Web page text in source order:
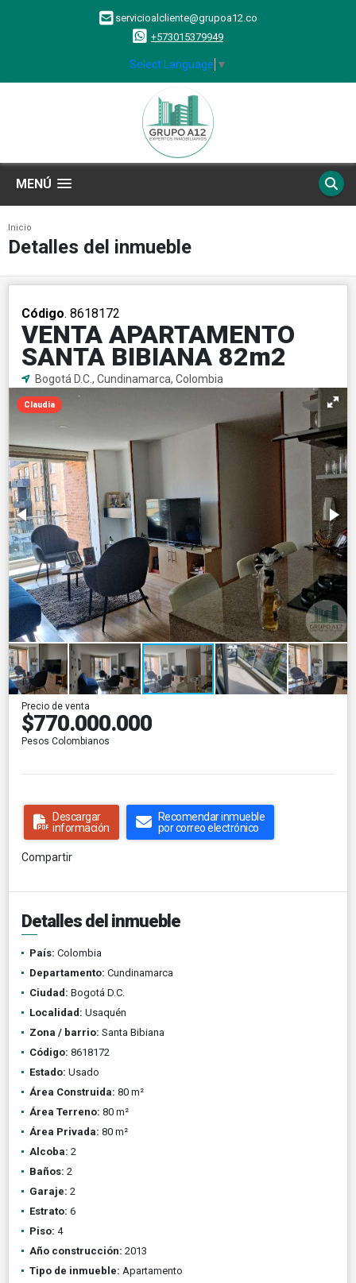
servicioalcliente@grupoa12.co
+573015379949
Select Language ▼
MENÚ
Inicio
Detalles del inmueble
Código. 8618172
VENTA APARTAMENTO
SANTA BIBIANA 82m2
Bogotá D.C., Cundinamarca, Colombia
Claudia
Precio de venta
$770.000.000
Pesos Colombianos
Descargar
información
Recomendar inmueble
por correo electrónico
Compartir
Detalles del inmueble
País: Colombia
Departamento: Cundinamarca
Ciudad: Bogotá D.C.
Localidad: Usaquén
Zona / barrio: Santa Bibiana
Código: 8618172
Estado: Usado
Área Construida: 80 m²
Área Terreno: 80 m²
Área Privada: 80 m²
Alcoba: 2
Baños: 2
Garaje: 2
Estrato: 6
Piso: 4
Año construcción: 2013
Tipo de inmueble: Apartamento